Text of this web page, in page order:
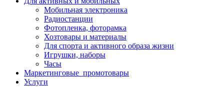
Мобильная электроника
Радиостанции
Фотопленка, фоторамка
Хозтовары и материалы
Для спорта и активного образа жизни
Игрушки, наборы
Часы
Маркетинговые_промотовары
Услуги